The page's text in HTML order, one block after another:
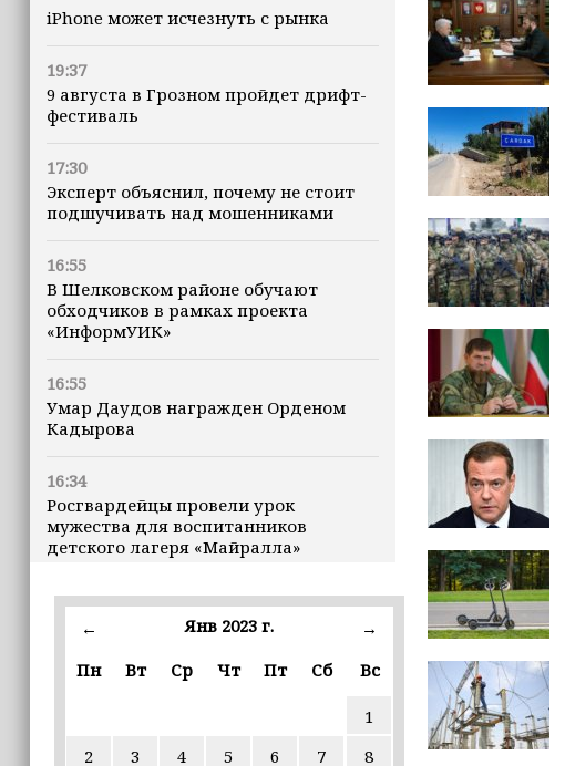
iPhone может исчезнуть с рынка
19:37
9 августа в Грозном пройдет дрифт-
фестиваль
17:30
Эксперт объяснил, почему не стоит
подшучивать над мошенниками
16:55
В Шелковском районе обучают
обходчиков в рамках проекта
«ИнформУИК»
16:55
Умар Даудов награжден Орденом
Кадырова
16:34
Росгвардейцы провели урок
мужества для воспитанников
детского лагеря «Майралла»
16:30
Дмитрий Чернышенко: Внутренний
въездной — на 20,1%
← Янв 2023 г.
→
Пн
Вт Ср Чт Пт Сб Вс
1
2
3 4 5 6 7 8